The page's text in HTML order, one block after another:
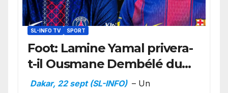
SL-INFO TV SPORT
Foot: Lamine Yamal privera-
t-il Ousmane Dembélé du
Ballon d’or ?
Dakar, 22 sept (SL-INFO) – Un